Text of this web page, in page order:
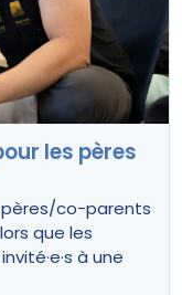
les pères
pères/co-parents
que les
à une